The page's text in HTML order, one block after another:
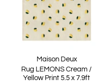
Maison Deux
Rug LEMONS Cream /
Yellow Print 5.5 x 7.9ft